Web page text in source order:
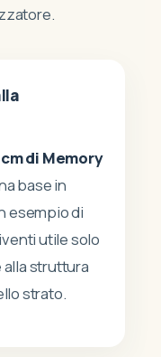
di Memory
base in
esempio di
utile solo
struttura
strato.